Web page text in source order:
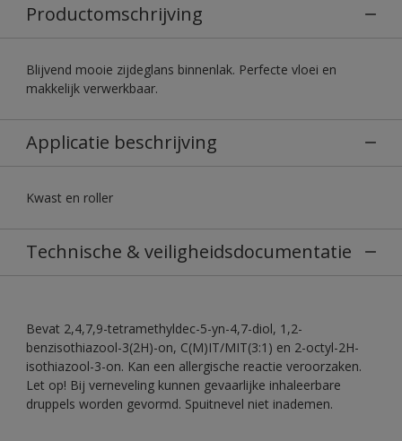
Productomschrijving
Blijvend mooie zijdeglans binnenlak. Perfecte vloei en
makkelijk verwerkbaar.
Applicatie beschrijving
Kwast en roller
Technische & veiligheidsdocumentatie
Bevat 2,4,7,9-tetramethyldec-5-yn-4,7-diol, 1,2-
benzisothiazool-3(2H)-on, C(M)IT/MIT(3:1) en 2-octyl-2H-
isothiazool-3-on. Kan een allergische reactie veroorzaken.
Let op! Bij verneveling kunnen gevaarlijke inhaleerbare
druppels worden gevormd. Spuitnevel niet inademen.